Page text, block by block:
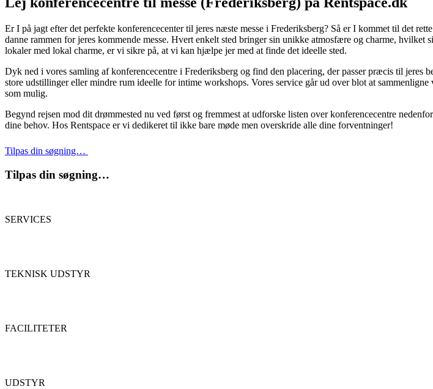
Er I på jagt efter det perfekte konferencecenter til jeres næste messe i Frederiksberg? Så er I kommet til det
danne rammen for jeres kommende messe. Hvert enkelt sted bringer sin unikke atmosfære og charme,
lokaler med lokal charme, er vi sikre på, at vi kan hjælpe jer med at finde det ideelle sted.
Dyk ned i vores samling af konferencecentre i Frederiksberg og find den placering, der passer præcis til jeres
store udstillinger eller mindre rum ideelle for intime workshops. Vores service går ud over blot at
som mulig.
Begynd rejsen mod dit drømmested nu ved først og fremmest at udforske listen over konferencecentre
dine behov. Hos Rentspace er vi dedikeret til ikke bare møde men overskride alle dine forventninger!
Tilpas din søgning…
Tilpas din søgning…
SERVICES
TEKNISK UDSTYR
FACILITETER
UDSTYR